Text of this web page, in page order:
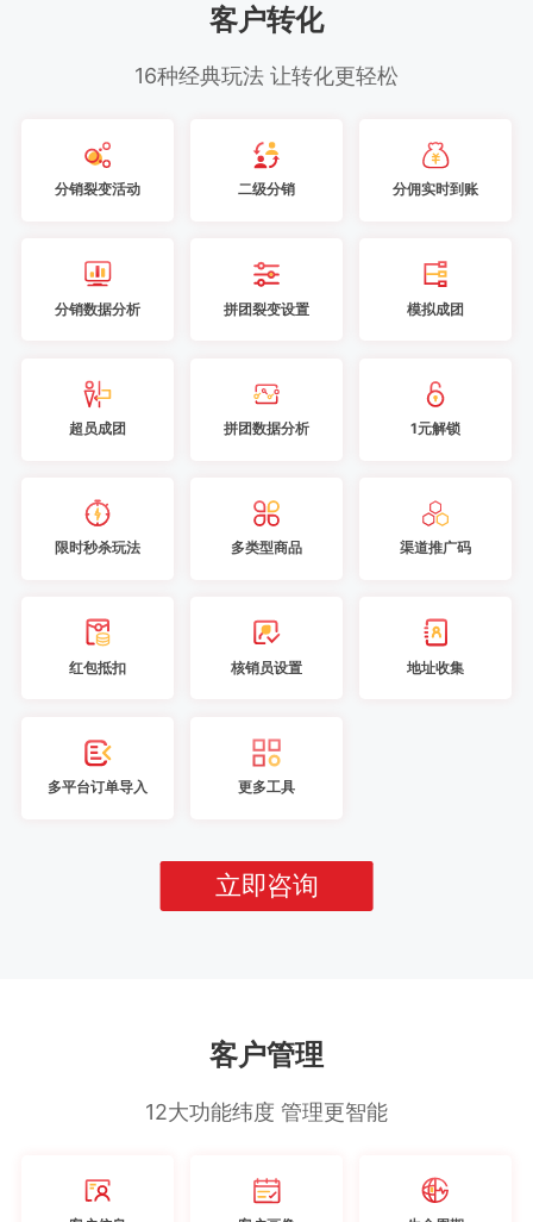
客户转化
16种经典玩法 让转化更轻松
分销裂变活动 二级分销 分佣实时到账
分销数据分析 拼团裂变设置 模拟成团
超员成团 拼团数据分析 1元解锁
限时秒杀玩法 多类型商品 渠道推广码
红包抵扣 核销员设置 地址收集
多平台订单导入 更多工具
立即咨询
客户管理
12大功能纬度 管理更智能